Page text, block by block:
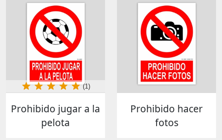
Prohibido jugar a la
pelota
(1)
Prohibido hacer
fotos